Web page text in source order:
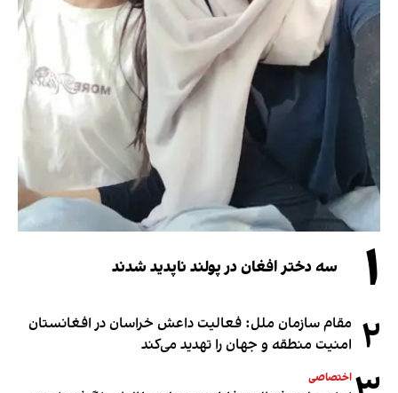
۱ سه دختر افغان در پولند ناپدید شدند
۲ مقام سازمان ملل: فعالیت داعش خراسان در افغانستان
امنیت منطقه و جهان را تهدید می‌کند
اختصاصی